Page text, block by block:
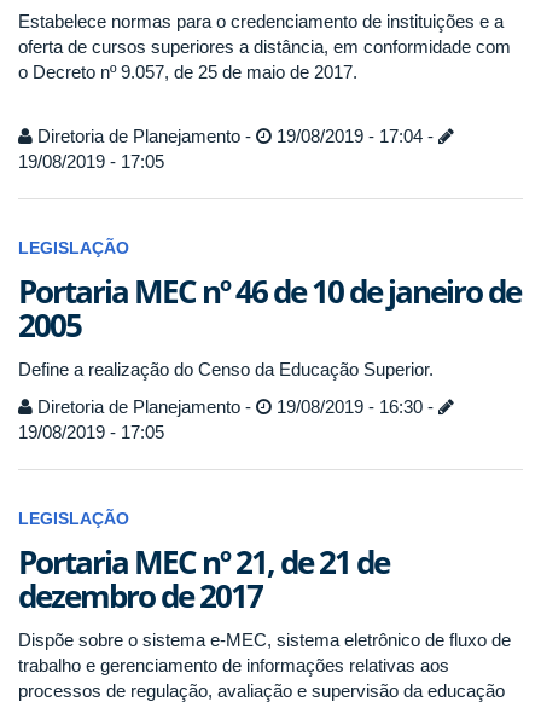
Estabelece normas para o credenciamento de instituições e a
oferta de cursos superiores a distância, em conformidade com
o Decreto nº 9.057, de 25 de maio de 2017.
Diretoria de Planejamento -
19/08/2019 - 17:04 -
19/08/2019 - 17:05
LEGISLAÇÃO
Portaria MEC nº 46 de 10 de janeiro de
2005
Define a realização do Censo da Educação Superior.
Diretoria de Planejamento -
19/08/2019 - 16:30 -
19/08/2019 - 17:05
LEGISLAÇÃO
Portaria MEC nº 21, de 21 de
dezembro de 2017
Dispõe sobre o sistema e-MEC, sistema eletrônico de fluxo de
trabalho e gerenciamento de informações relativas aos
processos de regulação, avaliação e supervisão da educação